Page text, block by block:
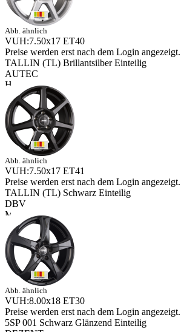
Abb. ähnlich
VUH:7.50x17 ET40
Preise werden erst nach dem Login angezeigt.
TALLIN (TL) Brillantsilber Einteilig
AUTEC
Abb. ähnlich
VUH:7.50x17 ET41
Preise werden erst nach dem Login angezeigt.
TALLIN (TL) Schwarz Einteilig
DBV
Abb. ähnlich
VUH:8.00x18 ET30
Preise werden erst nach dem Login angezeigt.
5SP 001 Schwarz Glänzend Einteilig